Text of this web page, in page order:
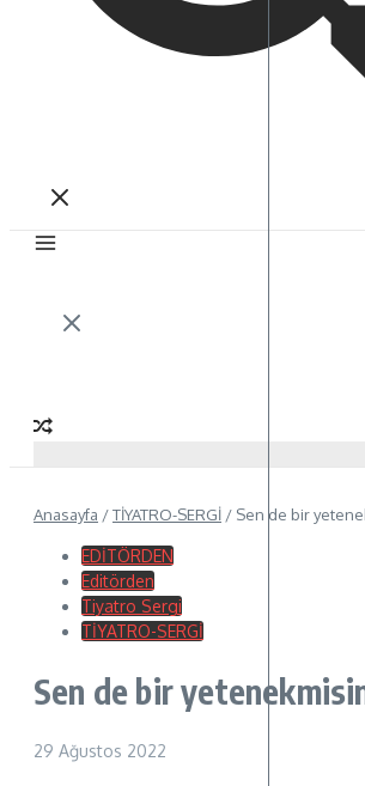
Anasayfa /TİYATRO-SERGİ / Sen de bir
EDİTÖRDEN
Editörden
Tiyatro Sergi
TİYATRO-SERGİ
Sen de bir
29 Ağustos 2022